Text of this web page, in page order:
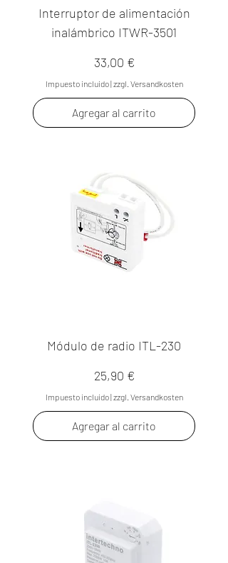
Interruptor de alimentación
inalámbrico ITWR-3501
Precio
33,00 €
Impuesto incluido|zzgl. Versandkosten
Agregar al carrito
Módulo de radio ITL-230
Precio
25,90 €
Impuesto incluido|zzgl. Versandkosten
Agregar al carrito